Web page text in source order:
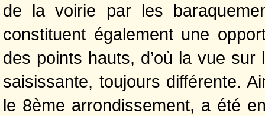
de la voirie par les
constituent également une
des points hauts, d’où la vue
saisissante, toujours différente.
le 8ème arrondissement, a été